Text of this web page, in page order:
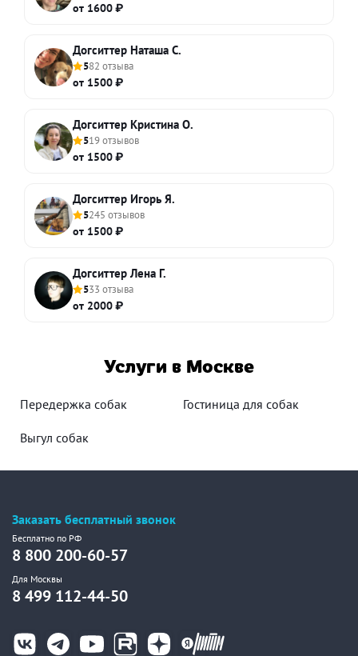
от 1600 ₽
Догситтер Наташа С.
582 отзыва
от 1500 ₽
Догситтер Кристина О.
519 отзывов
от 1500 ₽
Догситтер Игорь Я.
5245 отзывов
от 1500 ₽
Догситтер Лена Г.
533 отзыва
от 2000 ₽
Услуги в Москве
Передержка собак Гостиница для собак
Выгул собак
Заказать бесплатный звонок
Бесплатно по РФ
8 800 200-60-57
Для Москвы
8 499 112-44-50